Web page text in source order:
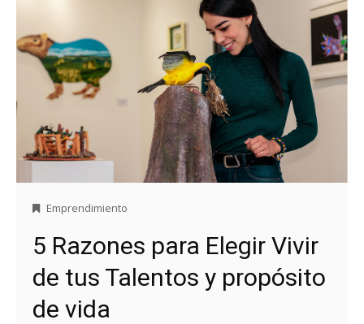
Emprendimiento
5 Razones para Elegir Vivir
de tus Talentos y propósito
de vida